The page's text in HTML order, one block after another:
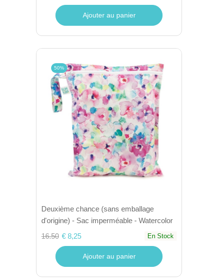
Ajouter au panier
50%
Deuxième chance (sans emballage
d'origine) - Sac imperméable - Watercolor
16.50 € 8,25 En Stock
Ajouter au panier